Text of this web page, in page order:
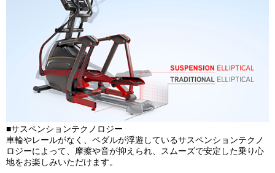
■サスペンションテクノロジー
車輪やレールがなく、ペダルが浮遊しているサスペンションテクノ
ロジーによって、摩擦や音が抑えられ、スムーズで安定した乗り心
地をお楽しみいただけます。